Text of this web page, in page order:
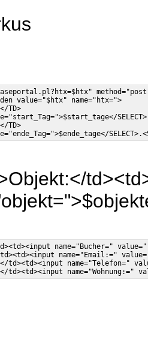
value="$htx" name="htx=">
TD>
TD>
name="Bucher="
name="Email:="
td><td><input name="Telefon="